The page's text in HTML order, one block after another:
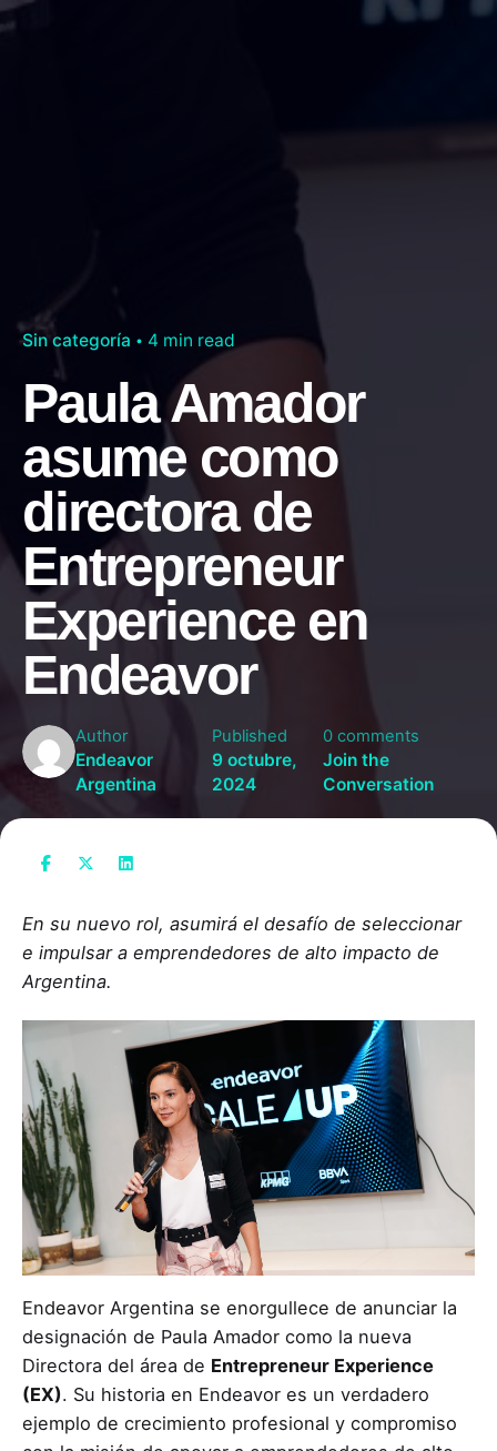
Sin categoría 4 min read
Paula Amador
asume como
directora de
Entrepreneur
Experience en
Endeavor
Author
Endeavor
Argentina
Published
9 octubre,
2024
0 comments
Join the
Conversation
En su nuevo rol, asumirá el desafío de seleccionar
e impulsar a emprendedores de alto impacto de
Argentina.
Endeavor Argentina se enorgullece de anunciar la
designación de Paula Amador como la nueva
Directora del área de Entrepreneur Experience
(EX). Su historia en Endeavor es un verdadero
ejemplo de crecimiento profesional y compromiso